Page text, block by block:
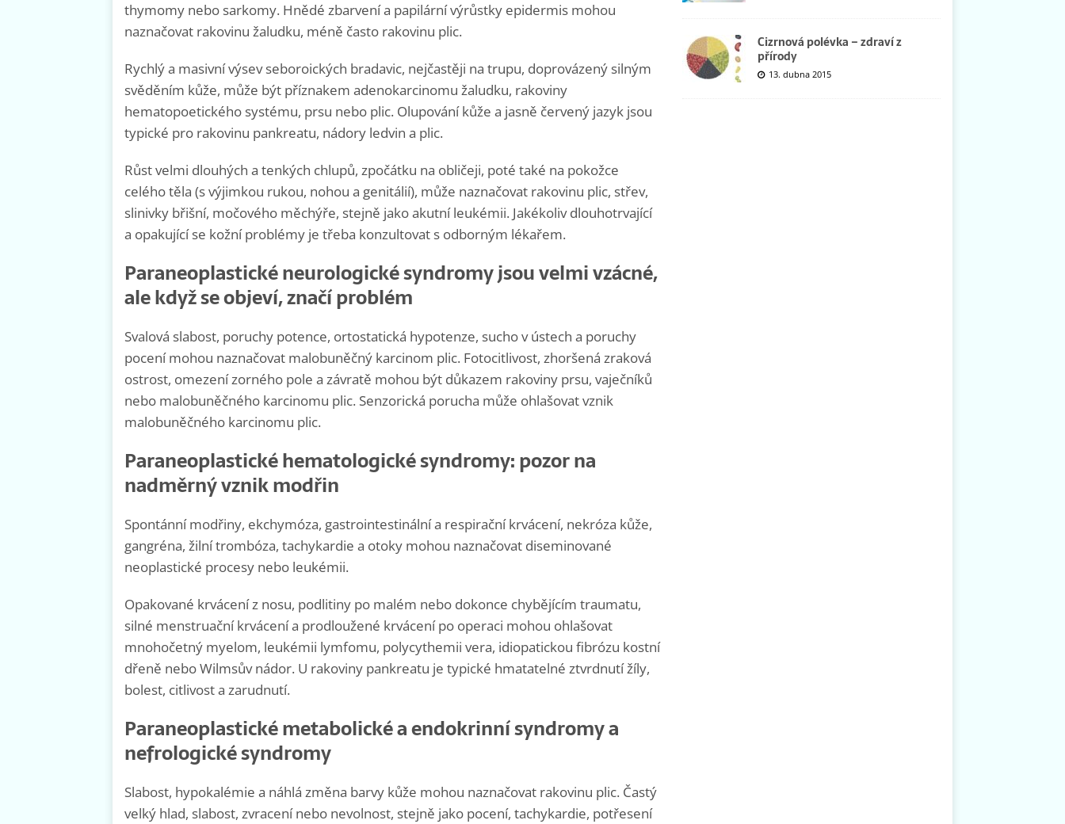
thymomy nebo sarkomy. Hnědé zbarvení a papilární výrůstky epidermis mohou
naznačovat rakovinu žaludku, méně často rakovinu plic.
Rychlý a masivní výsev seboroických bradavic, nejčastěji na trupu, doprovázený silným
svěděním kůže, může být příznakem adenokarcinomu žaludku, rakoviny
hematopoetického systému, prsu nebo plic. Olupování kůže a jasně červený jazyk jsou
typické pro rakovinu pankreatu, nádory ledvin a plic.
Růst velmi dlouhých a tenkých chlupů, zpočátku na obličeji, poté také na pokožce
celého těla (s výjimkou rukou, nohou a genitálií), může naznačovat rakovinu plic, střev,
slinivky břišní, močového měchýře, stejně jako akutní leukémii. Jakékoliv dlouhotrvající
a opakující se kožní problémy je třeba konzultovat s odborným lékařem.
Paraneoplastické neurologické syndromy jsou velmi vzácné,
ale když se objeví, značí problém
Svalová slabost, poruchy potence, ortostatická hypotenze, sucho v ústech a poruchy
pocení mohou naznačovat malobuněčný karcinom plic. Fotocitlivost, zhoršená zraková
ostrost, omezení zorného pole a závratě mohou být důkazem rakoviny prsu, vaječníků
nebo malobuněčného karcinomu plic. Senzorická porucha může ohlašovat vznik
malobuněčného karcinomu plic.
Paraneoplastické hematologické syndromy: pozor na
nadměrný vznik modřin
Spontánní modřiny, ekchymóza, gastrointestinální a respirační krvácení, nekróza kůže,
gangréna, žilní trombóza, tachykardie a otoky mohou naznačovat diseminované
neoplastické procesy nebo leukémii.
Opakované krvácení z nosu, podlitiny po malém nebo dokonce chybějícím traumatu,
silné menstruační krvácení a prodloužené krvácení po operaci mohou ohlašovat
mnohočetný myelom, leukémii lymfomu, polycythemii vera, idiopatickou fibrózu kostní
dřeně nebo Wilmsův nádor. U rakoviny pankreatu je typické hmatatelné ztvrdnutí žíly,
bolest, citlivost a zarudnutí.
Paraneoplastické metabolické a endokrinní syndromy a
nefrologické syndromy
Slabost, hypokalémie a náhlá změna barvy kůže mohou naznačovat rakovinu plic. Častý
velký hlad, slabost, zvracení nebo nevolnost, stejně jako pocení, tachykardie, potřesení
Cizrnová polévka – zdraví z
přírody
13. dubna 2015